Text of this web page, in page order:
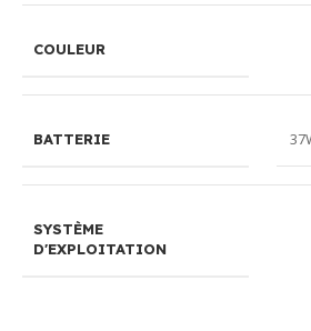
COULEUR
BATTERIE
SYSTÈME
D'EXPLOITATION